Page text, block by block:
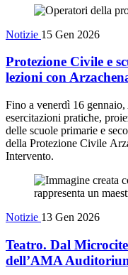
Notizie 15 Gen 2026
Protezione Civile e
lezioni con
Fino a venerdì 16
esercitazioni pratiche,
delle scuole primarie e
della Protezione Civile
Intervento.
Notizie 13 Gen 2026
Teatro. Dal
dell’AMA